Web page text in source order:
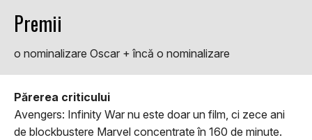
Premii
o nominalizare Oscar + încă o nominalizare
Părerea criticului
Avengers: Infinity War nu este doar un film, ci zece ani
de blockbustere Marvel concentrate în 160 de minute.